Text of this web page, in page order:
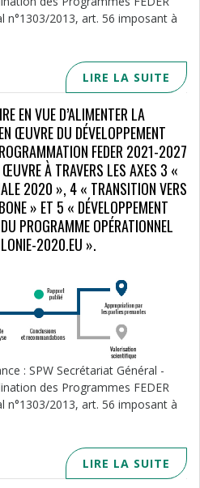
n°1303/2013, art. 56 imposant à
LIRE LA SUITE
EN VUE D’ALIMENTER LA
ŒUVRE DU DÉVELOPPEMENT
FEDER 2021-2027
À TRAVERS LES AXES 3 «
2020 », 4 « TRANSITION VERS
» ET 5 « DÉVELOPPEMENT
PROGRAMME OPÉRATIONNEL
2020.EU ».
: SPW Secrétariat Général -
des Programmes FEDER
n°1303/2013, art. 56 imposant à
LIRE LA SUITE